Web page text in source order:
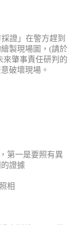
證」在警方趕到
製現場圖， (請於
來肇事責任研判的
破壞現場。
第一是要照有異
證據
相